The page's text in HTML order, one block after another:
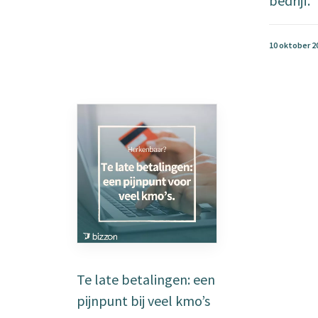
10 oktober
Te late betalingen: een
pijnpunt bij veel kmo’s